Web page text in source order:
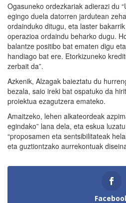
Ogasuneko ordezkariak adierazi du
egingo duela datorren jardutean
ordainduko ditugu, eta laster
operazioa ordaindu beharko dugu.
balantze positibo bat ematen digu
handiago bat ere. Etorkizuneko
zerbait da”.
Azkenik, Alzagak baieztatu du
bezala, saio ireki bat ospatuko da
proiektua ezagutzera emateko.
Amaitzeko, lehen alkateordeak
egindako” lana dela, eta eskua
“proposamen eta sentsibilitateak
eta guztiontzako aurrekontuak